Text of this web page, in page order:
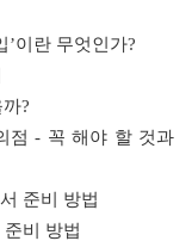
’이란 무엇인가?
?
점 - 꼭 해야 할 것과
준비 방법
비 방법